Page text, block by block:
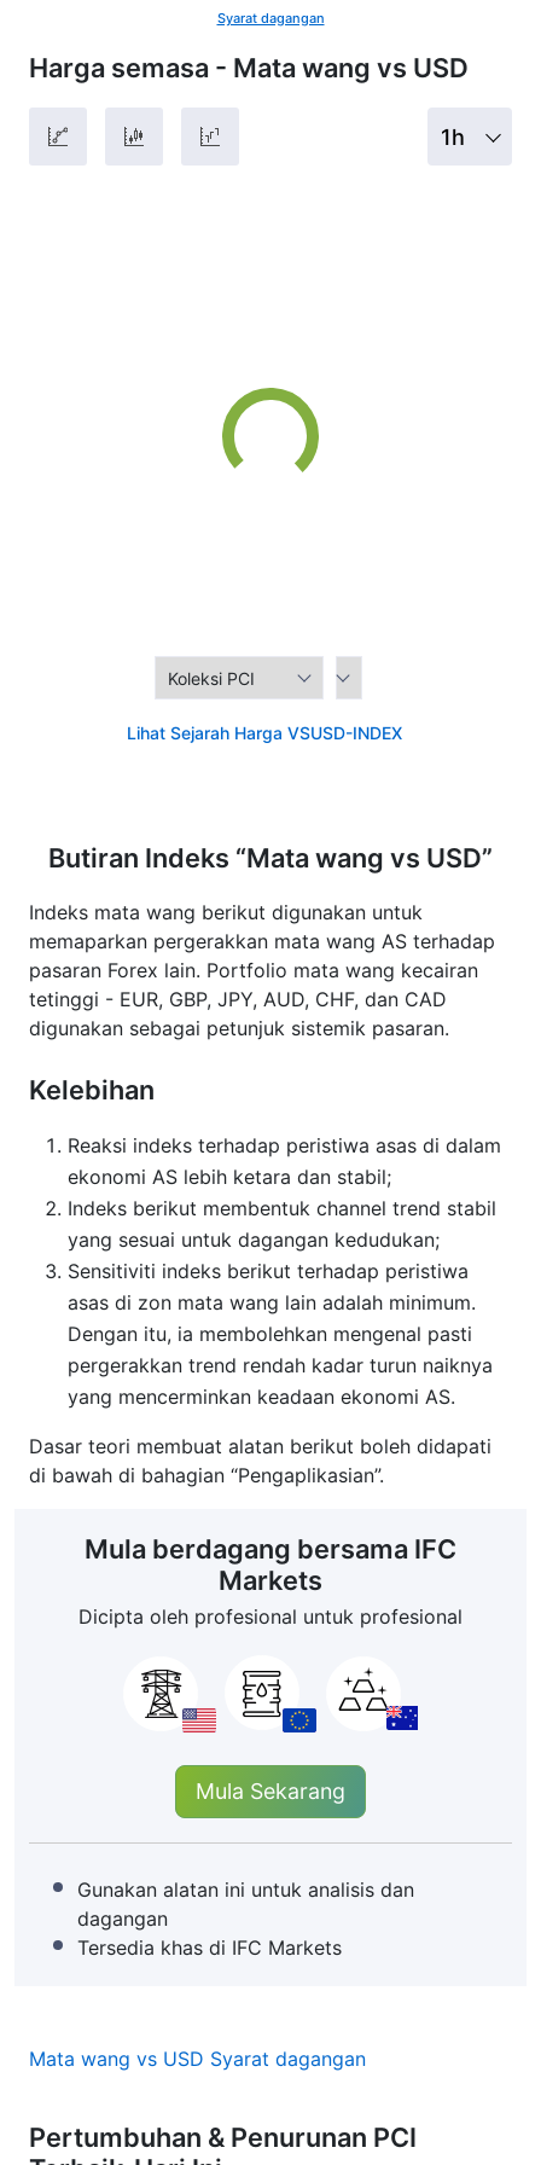
Harga semasa - Mata wang vs USD
1h
Lihat Sejarah Harga VSUSD-INDEX
Syarat dagangan
Butiran Indeks “Mata wang vs USD”
Indeks mata wang berikut digunakan untuk
memaparkan pergerakkan mata wang AS terhadap
pasaran Forex lain. Portfolio mata wang kecairan
tetinggi - EUR, GBP, JPY, AUD, CHF, dan CAD
digunakan sebagai petunjuk sistemik pasaran.
Kelebihan
Reaksi indeks terhadap peristiwa asas di dalam
ekonomi AS lebih ketara dan stabil;
Indeks berikut membentuk channel trend stabil
yang sesuai untuk dagangan kedudukan;
Sensitiviti indeks berikut terhadap peristiwa
asas di zon mata wang lain adalah minimum.
Dengan itu, ia membolehkan mengenal pasti
pergerakkan trend rendah kadar turun naiknya
yang mencerminkan keadaan ekonomi AS.
Dasar teori membuat alatan berikut boleh didapati
di bawah di bahagian “Pengaplikasian”.
Mula berdagang bersama IFC
Markets
Dicipta oleh profesional untuk profesional
Mula Sekarang
Gunakan alatan ini untuk analisis dan
dagangan
Tersedia khas di IFC Markets
Mata wang vs USD Syarat dagangan
Pertumbuhan & Penurunan PCI